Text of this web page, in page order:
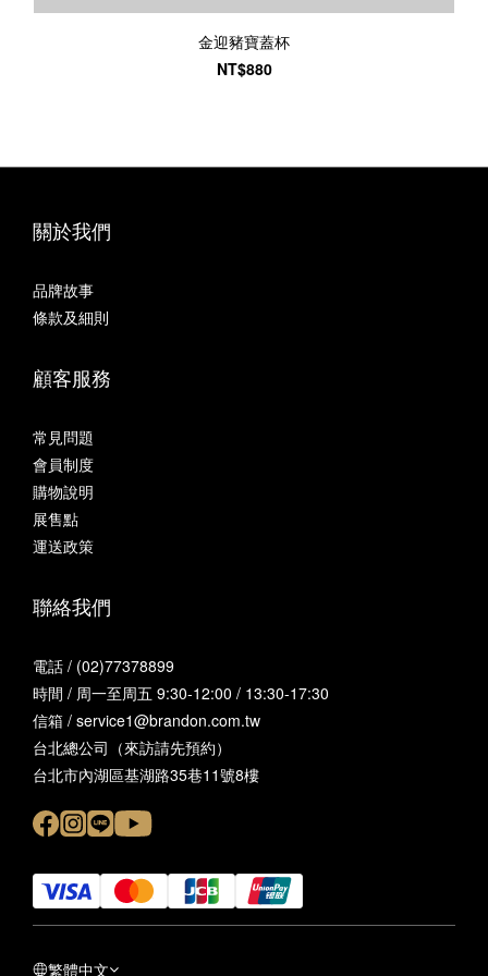
金迎豬寶蓋杯
NT$880
關於我們
品牌故事
條款及細則
顧客服務
常見問題
會員制度
購物說明
展售點
運送政策
聯絡我們
電話 / (02)77378899
時間 / 周一至周五 9:30-12:00 / 13:30-17:30
信箱 / service1@brandon.com.tw
台北總公司（來訪請先預約）
台北市內湖區基湖路35巷11號8樓
繁體中文